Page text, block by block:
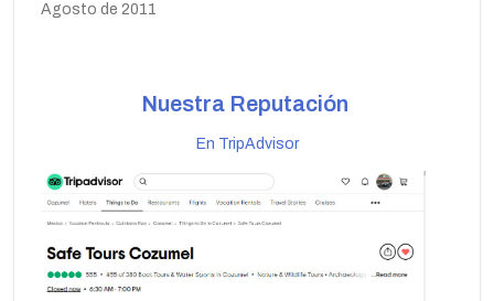
Agosto de 2011
Nuestra Reputación
En TripAdvisor